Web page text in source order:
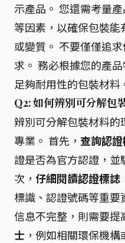
示產品。 您還需考量
等因素，以確保包裝
或變質。 不要僅僅追
求。 務必根據您的產
足夠耐用性的包裝材料
Q2: 如何辨別可分解包
辨別可分解包裝材料
專業。 首先， 查詢認
證是否為官方認證，
次， 仔細閱讀認證標誌
標識、認證號碼等重
信息不完整，則需要提
士 ，例如相關環保機